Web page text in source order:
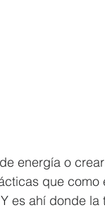
energía o
que como
es ahí donde la